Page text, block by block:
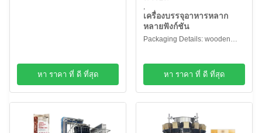
หา ราคา ที่ ดี ที่สุด
,
เครื่องบรรจุอาหารหลาก
หลายฟังก์ชัน
Packaging Details: wooden
หา ราคา ที่ ดี ที่สุด